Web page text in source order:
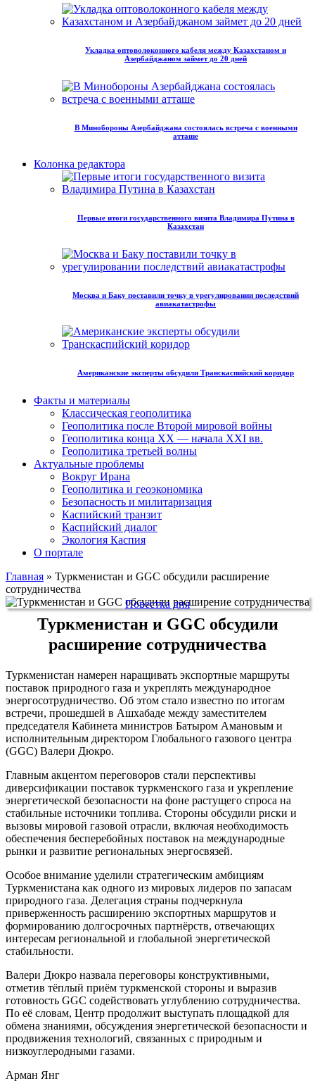
Укладка оптоволоконного кабеля между Казахстаном и
Азербайджаном займет до 20 дней
В Минобороны Азербайджана состоялась встреча с военными
атташе
Колонка редактора
Первые итоги государственного визита Владимира Путина в
Казахстан
Москва и Баку поставили точку в урегулировании последствий
авиакатастрофы
Американские эксперты обсудили Транскаспийский коридор
Факты и материалы
Классическая геополитика
Геополитика после Второй мировой войны
Геополитика конца XX — начала XXI вв.
Геополитика третьей волны
Актуальные проблемы
Вокруг Ирана
Геополитика и геоэкономика
Безопасность и милитаризация
Каспийский транзит
Каспийский диалог
Экология Каспия
О портале
Главная » Туркменистан и GGC обсудили расширение
сотрудничества
Повестка дня
Туркменистан и GGC обсудили
расширение сотрудничества
Туркменистан намерен наращивать экспортные маршруты
поставок природного газа и укреплять международное
энергосотрудничество. Об этом стало известно по итогам
встречи, прошедшей в Ашхабаде между заместителем
председателя Кабинета министров Батыром Амановым и
исполнительным директором Глобального газового центра
(GGC) Валери Дюкро.
Главным акцентом переговоров стали перспективы
диверсификации поставок туркменского газа и укрепление
энергетической безопасности на фоне растущего спроса на
стабильные источники топлива. Стороны обсудили риски и
вызовы мировой газовой отрасли, включая необходимость
обеспечения бесперебойных поставок на международные
рынки и развитие региональных энергосвязей.
Особое внимание уделили стратегическим амбициям
Туркменистана как одного из мировых лидеров по запасам
природного газа. Делегация страны подчеркнула
приверженность расширению экспортных маршрутов и
формированию долгосрочных партнёрств, отвечающих
интересам региональной и глобальной энергетической
стабильности.
Валери Дюкро назвала переговоры конструктивными,
отметив тёплый приём туркменской стороны и выразив
готовность GGC содействовать углублению сотрудничества.
По её словам, Центр продолжит выступать площадкой для
обмена знаниями, обсуждения энергетической безопасности и
продвижения технологий, связанных с природным и
низкоуглеродными газами.
Арман Янг